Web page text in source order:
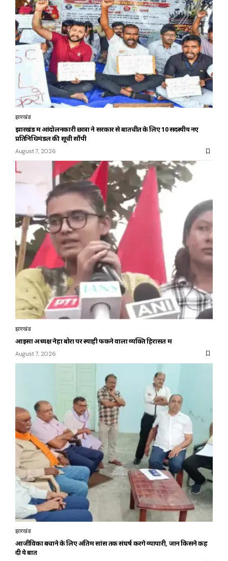
झारखंड
झारखंड में आंदोलनकारी छात्रों ने सरकार से बातचीत के लिए 10 सदस्यीय नए
प्रतिनिधिमंडल की सूची सौंपी
August 7, 2026
झारखंड
आइसा अध्यक्ष नेहा बोरा पर स्याही फेंकने वाला व्यक्ति हिरासत में
August 7, 2026
झारखंड
आजीविका बचाने के लिए अंतिम सांस तक संघर्ष करेंगे व्यापारी, जानें किसने कह
दी ये बात